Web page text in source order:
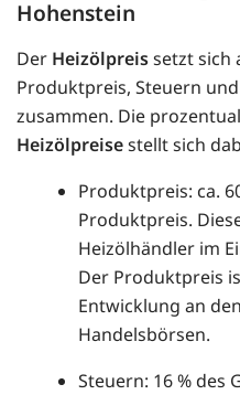
Hohenstein
Der Heizölpreissetzt sich
Produktpreis, Steuern
zusammen. Die
Heizölpreisestellt sich
Produktpreis: ca.
Produktpreis.
Heizölhändler im
Der Produktpreis
Entwicklung an
Handelsbörsen.
Steuern: 16 % des